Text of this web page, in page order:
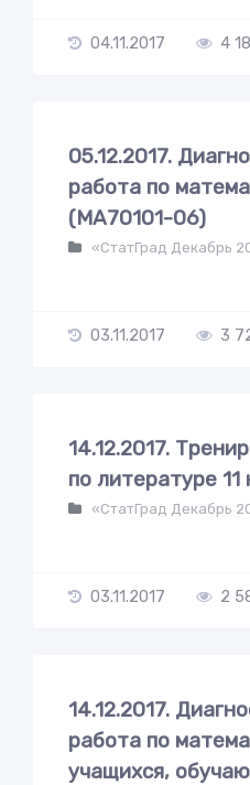
04.11.2017 4
05.12.2017.
работа по
(МА70101-06)
«СтатГрад Декабрь
03.11.2017 3
14.12.2017.
по литературе
«СтатГрад Декабрь
03.11.2017 2
14.12.2017.
работа по
учащихся,